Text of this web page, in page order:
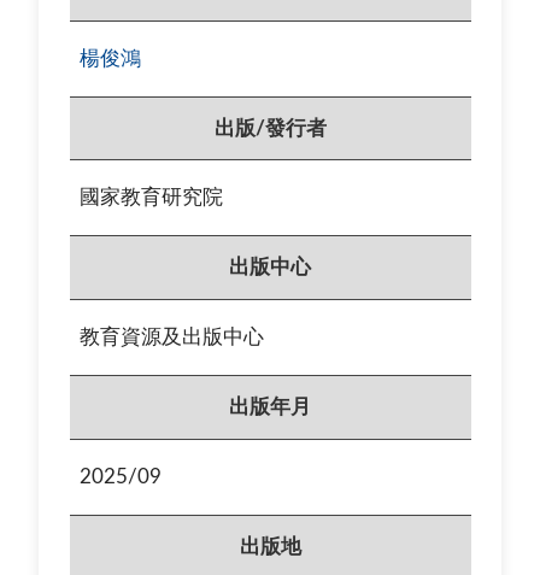
楊俊鴻
出版/發行者
國家教育研究院
出版中心
教育資源及出版中心
出版年月
2025/09
出版地